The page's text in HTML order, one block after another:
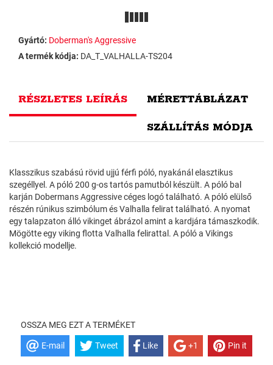
Gyártó: Doberman's Aggressive
A termék kódja: DA_T_VALHALLA-TS204
RÉSZLETES LEÍRÁS MÉRETTÁBLÁZAT
SZÁLLÍTÁS MÓDJA
Klasszikus szabású rövid ujjú férfi póló, nyakánál elasztikus
szegéllyel. A póló 200 g-os tartós pamutból készült. A póló bal
karján Dobermans Aggressive céges logó található. A póló elülső
részén rúnikus szimbólum és Valhalla felirat található. A nyomat
egy talapzaton álló vikinget ábrázol amint a kardjára támaszkodik.
Mögötte egy viking flotta Valhalla felirattal. A póló a Vikings
kollekció modellje.
OSSZA MEG EZT A TERMÉKET
E-mail Tweet Like +1 Pin it